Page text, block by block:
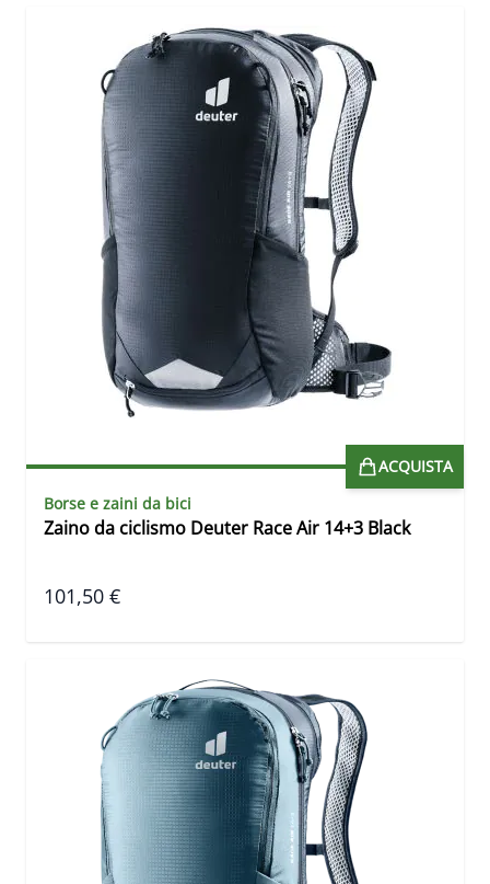
ACQUISTA
Borse e zaini da bici
Zaino da ciclismo Deuter Race Air 14+3 Black
101,50 €